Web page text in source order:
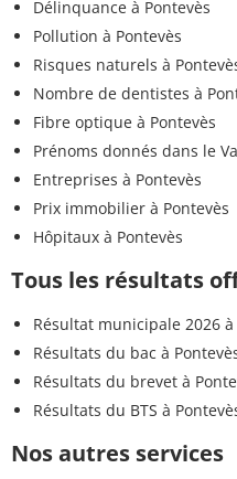
Délinquance à Pontevès
Pollution à Pontevès
Risques naturels à
Nombre de dentistes à
Fibre optique à Pontevès
Prénoms donnés dans le
Entreprises à Pontevès
Prix immobilier à Pontevès
Hôpitaux à Pontevès
Tous les résultats
Résultat municipale 2026 à
Résultats du bac à
Résultats du brevet à
Résultats du BTS à
Nos autres services